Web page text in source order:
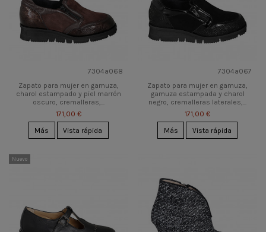
7304a068
Zapato para mujer en gamuza,
charol estampado y piel marrón
oscuro, cremalleras,...
171,00 €
Más
Vista rápida
7304a067
Zapato para mujer en gamuza,
gamuza estampada y charol
negro, cremalleras laterales,...
171,00 €
Más
Vista rápida
Nuevo